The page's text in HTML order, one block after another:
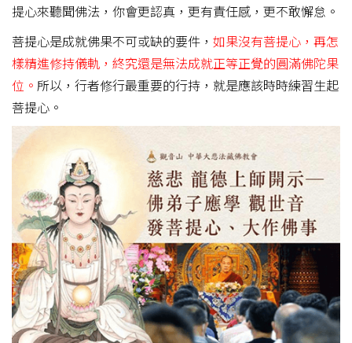
提心來聽聞佛法，你會更認真，更有責任感，更不敢懈怠。
菩提心是成就佛果不可或缺的要件， 如果沒有菩提心，再怎
樣精進修持儀軌，終究還是無法成就正等正覺的圓滿佛陀果
位。 所以，行者修行最重要的行持，就是應該時時練習生起
菩提心。